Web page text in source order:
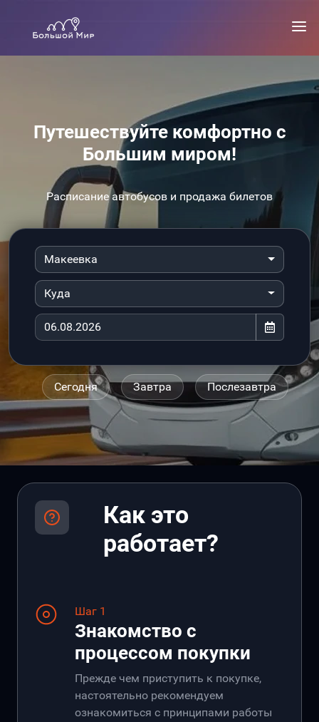
Путешествуйте комфортно с
Большим миром!
Расписание автобусов и продажа билетов
Макеевка
Куда
Сегодня Завтра Послезавтра
Как это
работает?
Шаг 1
Знакомство с
процессом покупки
Прежде чем приступить к покупке,
настоятельно рекомендуем
ознакомиться с принципами работы